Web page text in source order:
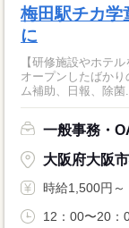
梅田駅チカ学
に
【研修施設やホテ
オープンしたばか
ム補助、日報、除菌
一般事務・
大阪府大阪
時給1,500円～
12：00〜20：